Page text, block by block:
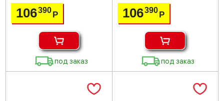
106390 Р
под заказ
106390 Р
под заказ